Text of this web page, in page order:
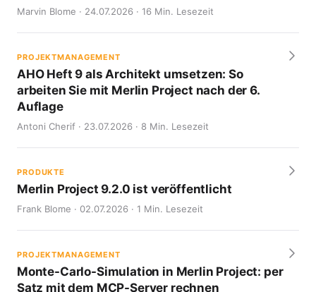
Marvin Blome · 24.07.2026 · 16 Min. Lesezeit
PROJEKTMANAGEMENT
AHO Heft 9 als Architekt umsetzen: So
arbeiten Sie mit Merlin Project nach der 6.
Auflage
Antoni Cherif · 23.07.2026 · 8 Min. Lesezeit
PRODUKTE
Merlin Project 9.2.0 ist veröffentlicht
Frank Blome · 02.07.2026 · 1 Min. Lesezeit
PROJEKTMANAGEMENT
Monte-Carlo-Simulation in Merlin Project: per
Satz mit dem MCP-Server rechnen